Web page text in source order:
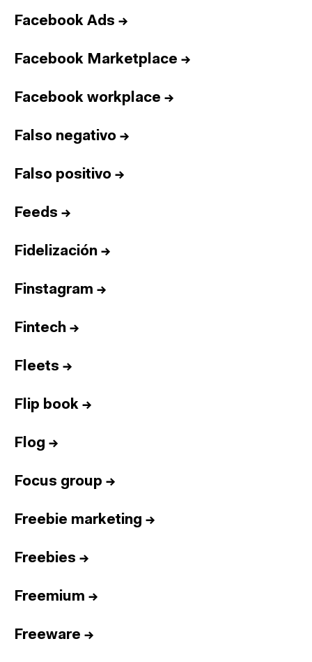
Facebook Ads →
Facebook Marketplace →
Facebook workplace →
Falso negativo →
Falso positivo →
Feeds →
Fidelización →
Finstagram →
Fintech →
Fleets →
Flip book →
Flog →
Focus group →
Freebie marketing →
Freebies →
Freemium →
Freeware →